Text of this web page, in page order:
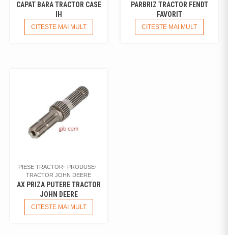
CAPAT BARA TRACTOR CASE
IH
CITESTE MAI MULT
PARBRIZ TRACTOR FENDT
FAVORIT
CITESTE MAI MULT
PIESE TRACTOR
PRODUSE
TRACTOR JOHN DEERE
AX PRIZA PUTERE TRACTOR
JOHN DEERE
CITESTE MAI MULT